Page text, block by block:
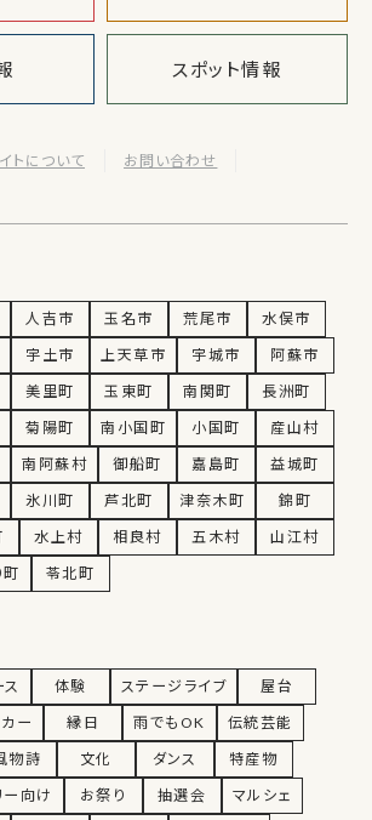
スポット情報
トについて お問い合わせ
人吉市 玉名市 荒尾市
水俣市
宇土市 上天草市 宇城市
阿蘇市
美里町 玉東町 南関町
長洲町
菊陽町 南小国町 小国町
産山村
南阿蘇村 御船町 嘉島町
益城町
氷川町 芦北町 津奈木町
錦町
水上村 相良村 五木村
山江村
町 苓北町
体験 ステージライブ
屋台
ー 縁日 雨でもOK
伝統芸能
物詩 文化 ダンス
特産物
ー向け お祭り 抽選会 マルシェ